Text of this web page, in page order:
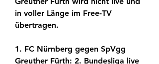
in voller Länge im Free-TV
übertragen.
1. FC Nürnberg gegen SpVgg
Greuther Fürth: 2. Bundesliga live